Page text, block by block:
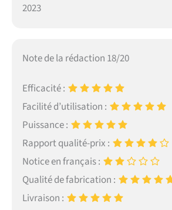
2023
Note de la rédaction 18/20
Efficacité :
Facilité d’utilisation :
Puissance :
Rapport qualité-prix :
Notice en français :
Qualité de fabrication :
Livraison :